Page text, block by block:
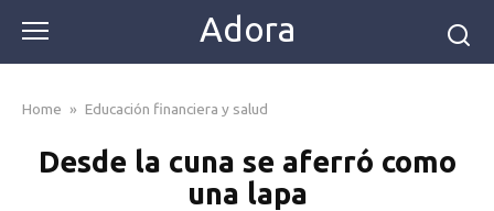
content
Adora
Home » Educación financiera y salud
Desde la cuna se aferró como
una lapa